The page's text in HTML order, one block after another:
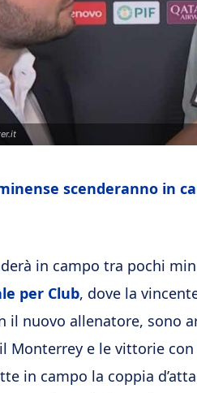
scenderanno in
in campo tra pochi
per Club, dove la
il nuovo allenatore, sono
e le vittorie con
in campo la coppia